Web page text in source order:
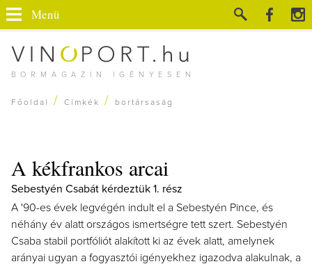
BORMAGAZIN IGÉNYESEN
Menü
Főoldal / Címkék / bortársaság
A kékfrankos arcai
Sebestyén Csabát kérdeztük 1. rész
A '90-es évek legvégén indult el a Sebestyén Pince, és
néhány év alatt országos ismertségre tett szert. Sebestyén
Csaba stabil portfóliót alakított ki az évek alatt, amelynek
arányai ugyan a fogyasztói igényekhez igazodva alakulnak, a